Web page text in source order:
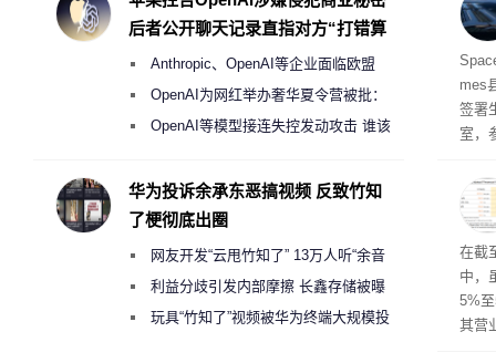
26
民
mes
签署
室，
于
在截
中，
5%
其营
后者公开聊天记录直指对方“打错算
Anthropic、OpenAI等企业面临欧盟
《人工智能法案》全新执法权限审查
OpenAI为网红举办奢华夏令营被批：
2000美元一晚 遭讽“反乌托邦”
OpenAI等模型接连失控发动攻击 谁该
华为投诉余承东恶搞视频 反致竹知
了梗彻底出圈
网友开发“云甩竹知了” 13万人听“余音
绕梁”利益分歧引发内部摩擦 长鑫存储被曝
曾将华为驻场工程师驱逐出研发基地
玩具“竹知了”视频被华为终端大规模投